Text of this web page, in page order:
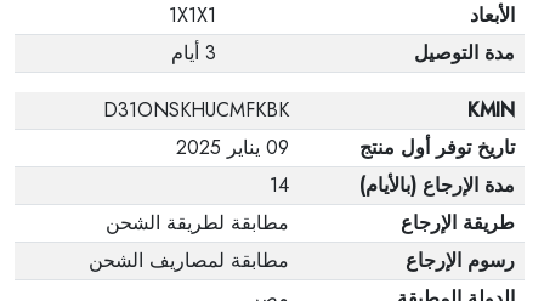
الأبعاد
1X1X1
مدة التوصيل
3 أيام
KMIN
D31ONSKHUCMFKBK
تاريخ توفر أول منتج
09 يناير 2025
مدة الإرجاع (بالأيام)
14
طريقة الإرجاع
مطابقة لطريقة الشحن
رسوم الإرجاع
مطابقة لمصاريف الشحن